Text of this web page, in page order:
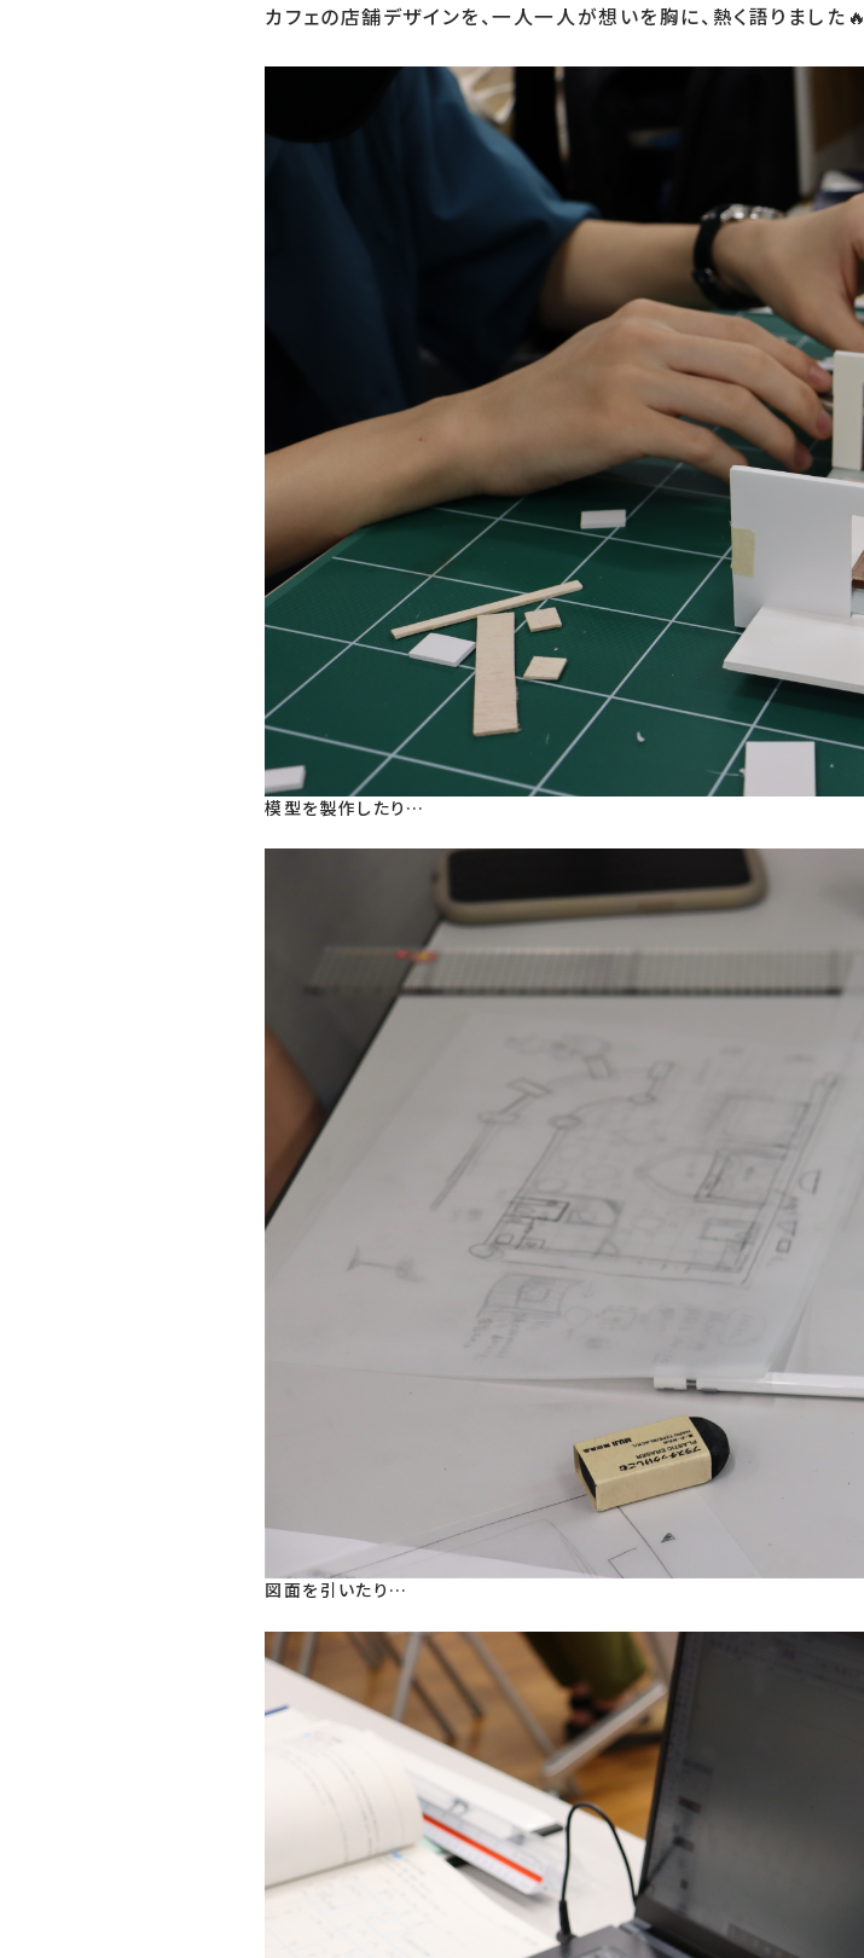
カフェの店舗デザインを、一人一人が想いを胸に、熱く語りました🔥
模型を製作したり…
図面を引いたり…